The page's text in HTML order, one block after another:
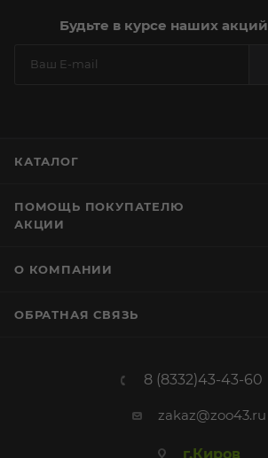
Будьте в курсе наших
КАТАЛОГ
ПОМОЩЬ ПОКУПАТЕЛЮ
АКЦИИ
О КОМПАНИИ
ОБРАТНАЯ СВЯЗЬ
8 (8332)43-43-60
zakaz@zoo43.ru
г.Киров